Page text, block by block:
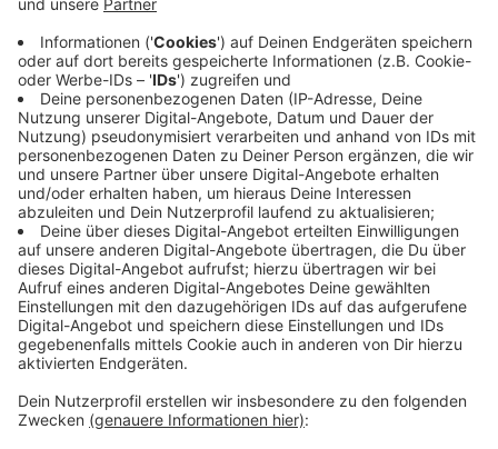
"#AllesFür1Komma5".
Anzeige
Die Zahl "1,5" hat in der ganzen Bewegung rund um den
Klimawandel eine große Bedeutung. Denn im Pariser
Klimaabkommen 2015 hat sich die internationale
Staatengemeinschaft darauf geeinigt, die
Erderwärmung auf deutlich unter zwei Grad, möglichst
auf 1,5 Grad, zu begrenzen. Forscher und
Klimaaktivisten weisen seitdem immer wieder darauf
hin, dass dieses Ziel in großen Teilen verfehlt wird und
erinnern - auch mit Demonstrationszügen - die Staaten
daran, dieses Ziel einzuhalten.
Anzeige